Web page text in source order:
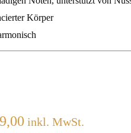
Körper
inkl. MwSt.